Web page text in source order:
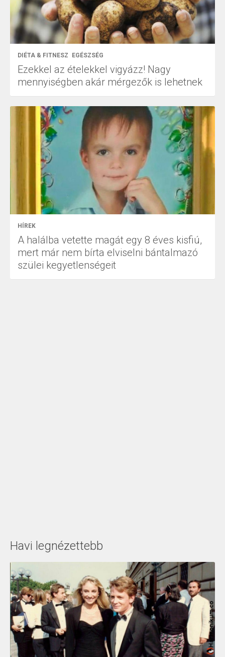
DIÉTA & FITNESZ EGÉSZSÉG
Ezekkel az ételekkel vigyázz! Nagy
mennyiségben akár mérgezők is lehetnek
HÍREK
A halálba vetette magát egy 8 éves kisfiú,
mert már nem bírta elviselni bántalmazó
szülei kegyetlenségeit
Havi legnézettebb